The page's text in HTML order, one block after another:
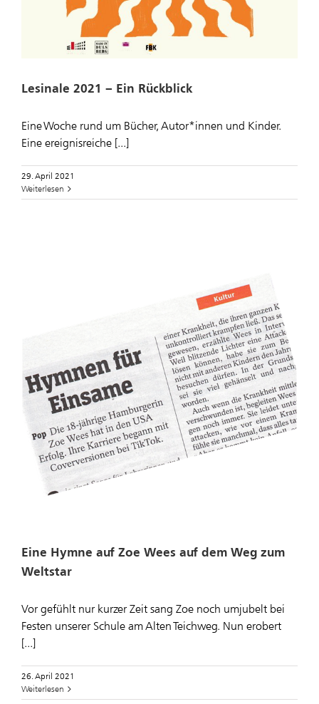
Lesinale 2021 – Ein Rückblick
Eine Woche rund um Bücher, Autor*innen und Kinder.
Eine ereignisreiche [...]
29. April 2021
Weiterlesen
Eine Hymne auf Zoe Wees auf dem Weg zum
Weltstar
Vor gefühlt nur kurzer Zeit sang Zoe noch umjubelt bei
Festen unserer Schule am Alten Teichweg. Nun erobert
[...]
26. April 2021
Weiterlesen